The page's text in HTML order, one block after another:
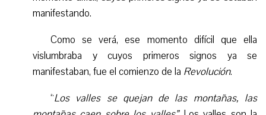
manifestando.
Como se verá, ese momento difícil que ella
vislumbraba y cuyos primeros signos ya se
manifestaban, fue el comienzo de la Revolución.
“Los valles se quejan de las montañas, las